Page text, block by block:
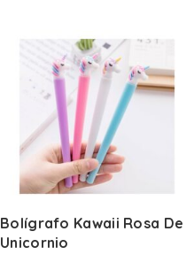
Bolígrafo Kawaii Rosa De
Unicornio